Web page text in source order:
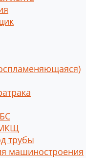
трубы
машиностроения